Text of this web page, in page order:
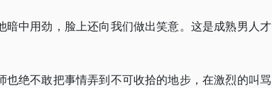
中用劲，脸上还向我们做出笑意。这是成熟男人才
绝不敢把事情弄到不可收拾的地步，在激烈的叫骂